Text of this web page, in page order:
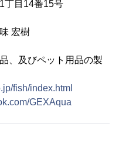
丁目14番15号
宏樹
、及びペット用品の製
fish/index.html
GEXAqua